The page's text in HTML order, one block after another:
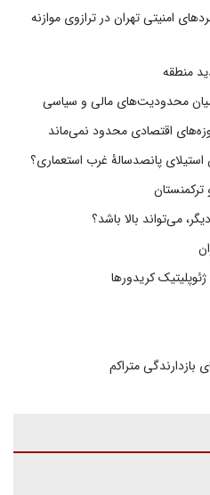
امنیتی تهران در ترازوی موازنه
منطقه
محدودیت‌های مالی و سیاسی
اقتصادی محدود نمی‌ماند
پانصدسالۀ غرب استعماری؟
می‌تواند بالا باشد؟
کریدورها
بازدارندگی متراکم